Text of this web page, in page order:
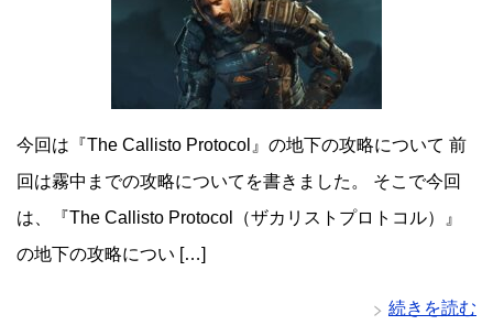
今回は『The Callisto Protocol』の地下の攻略について 前
回は霧中までの攻略についてを書きました。 そこで今回
は、『The Callisto Protocol（ザカリストプロトコル）』
の地下の攻略につい […]
続きを読む